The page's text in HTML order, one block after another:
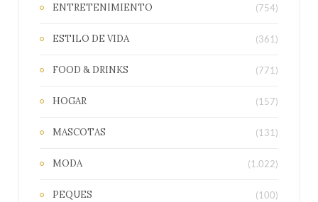
ENTRETENIMIENTO (754)
ESTILO DE VIDA (361)
FOOD & DRINKS (771)
HOGAR (157)
MASCOTAS (131)
MODA (1.022)
PEQUES (100)